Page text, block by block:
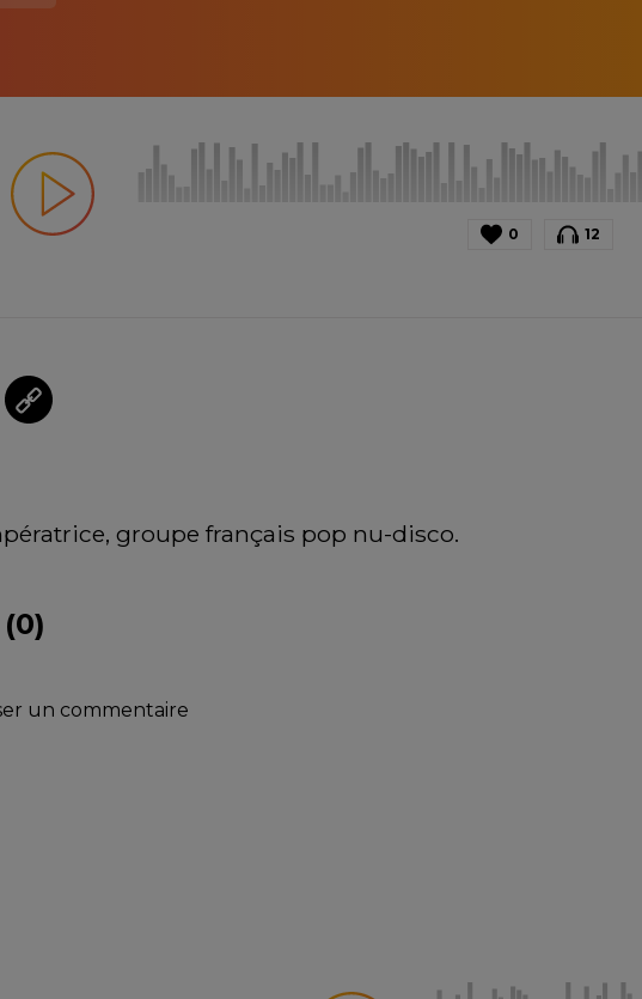
0 12
groupe français pop nu-disco.
0)
un commentaire